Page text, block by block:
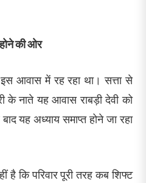
की ओर
आवास में रह रहा था। सत्ता से
के नाते यह आवास राबड़ी देवी को
यह अध्याय समाप्त होने जा रहा
है कि परिवार पूरी तरह कब शिफ्ट